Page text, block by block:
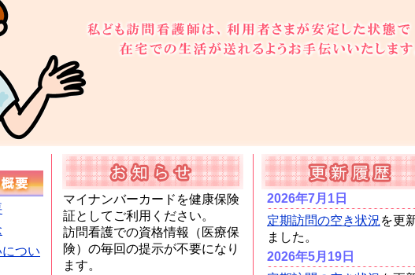
つい
マイナンバーカードを健康保険
証としてご利用ください。
訪問看護での資格情報（医療保
険）の毎回の提示が不要になり
ます。